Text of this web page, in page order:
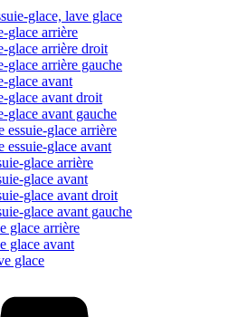
glace, lave glace
glace arrière
glace arrière droit
glace arrière gauche
glace avant
glace avant droit
glace avant gauche
essuie-glace arrière
essuie-glace avant
glace arrière
glace avant
glace avant droit
glace avant gauche
glace arrière
glace avant
glace